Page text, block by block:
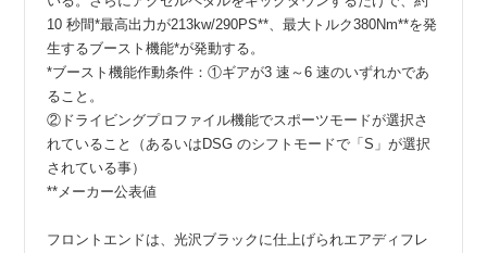
10 秒間*最高出力が213kw/290PS**、最大トルク380Nm**を発
生するブースト機能*が発動する。
*ブースト機能作動条件：①ギアが3 速～6 速のいずれかであ
ること。
②ドライビングプロファイル機能でスポーツモードが選択さ
れていること（あるいはDSG のシフトモードで「S」が選択
されている事）
**メーカー公表値
フロントエンドは、光沢ブラックに仕上げられエアディフレ